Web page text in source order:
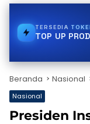
TERSEDIA BPJS
TOP UP
Beranda Nasional
Nasional
Presiden